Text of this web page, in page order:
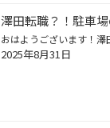
澤田転職？！駐車
2025年8月31日